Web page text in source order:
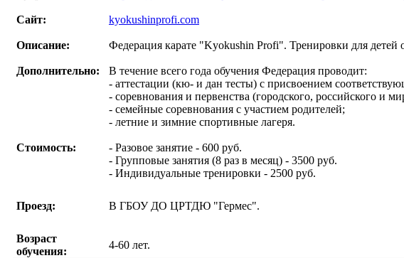
Сайт: kyokushinprofi.com
Описание: Федерация карате "Kyokushin Profi". Тренировки для детей
Дополнительно:
В течение всего года обучения Федерация проводит:
- аттестации (кю- и дан тесты) с присвоением
- соревнования и первенства (городского, российского и
- семейные соревнования с участием родителей;
- летние и зимние спортивные лагеря.
Стоимость:
- Разовое занятие - 600 руб.
- Групповые занятия (8 раз в месяц) - 3500 руб.
- Индивидуальные тренировки - 2500 руб.
Проезд: В ГБОУ ДО ЦРТДЮ "Гермес".
Возраст
обучения:
4-60 лет.